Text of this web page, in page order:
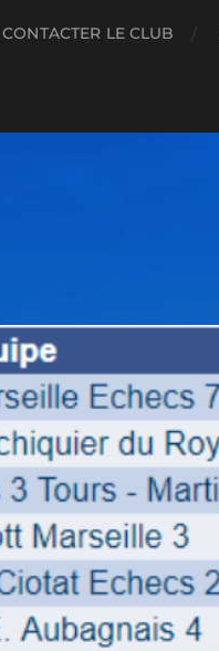
CONTACTER LE CLUB